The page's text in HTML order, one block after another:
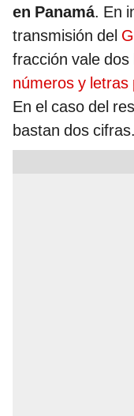
en Panamá. En
transmisión del
fracción vale
números y letras
En el caso del
bastan dos cifras.